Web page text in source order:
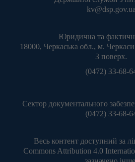
kv@dsp.gov.ua
Юридична та
18000, Черкаська обл., м.
3 поверх.
(0472) 33-68-
Сектор документального
(0472) 33-68-
Весь контент доступний за
Commons Attribution 4.0